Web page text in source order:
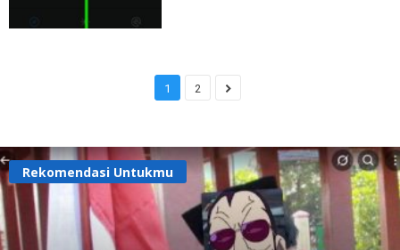
1 2
Rekomendasi Untukmu